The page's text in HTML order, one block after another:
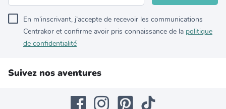
En m’inscrivant, j’accepte de recevoir les communications
Centrakor et confirme avoir pris connaissance de la politique
de confidentialité
Suivez nos aventures